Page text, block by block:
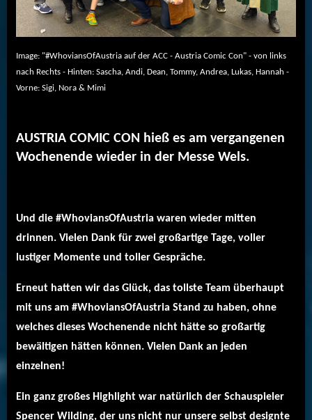
Image: "#WhoviansOfAustria auf der ACC - Austria Comic Con" - von links
nach Rechts - Hinten: Sascha, Andi, Dean, Tommy, Andrea, Lukas, Hannah -
Vorne: Sigi, Nora & Mimi
AUSTRIA COMIC CON hieß es am vergangenen
Wochenende wieder in der Messe Wels.
Und die #WhoviansOfAustria waren wieder mitten
drinnen. Vielen Dank für zwei großartige Tage, voller
lustiger Momente und toller Gespräche.
Erneut hatten wir das Glück, das tollste Team überhaupt
mit uns am #WhoviansOfAustria Stand zu haben, ohne
welches dieses Wochenende nicht hätte so großartig
bewältigen hätten können. Vielen Dank an jeden
einzelnen!
Ein ganz großes Highlight war natürlich der Schauspieler
Spencer Wilding, der uns nicht nur unsere selbst designte